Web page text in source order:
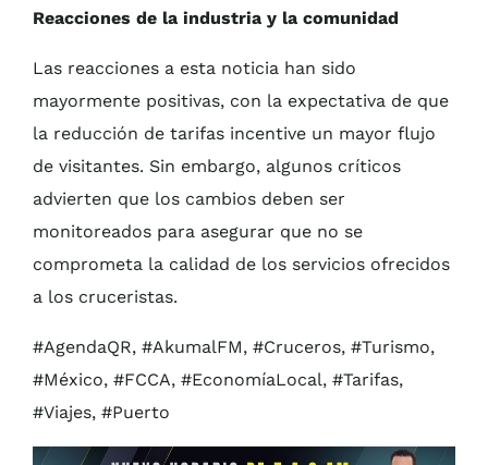
Reacciones de la industria y la comunidad
Las reacciones a esta noticia han sido
mayormente positivas, con la expectativa de que
la reducción de tarifas incentive un mayor flujo
de visitantes. Sin embargo, algunos críticos
advierten que los cambios deben ser
monitoreados para asegurar que no se
comprometa la calidad de los servicios ofrecidos
a los cruceristas.
#AgendaQR, #AkumalFM, #Cruceros, #Turismo,
#México, #FCCA, #EconomíaLocal, #Tarifas,
#Viajes, #Puerto